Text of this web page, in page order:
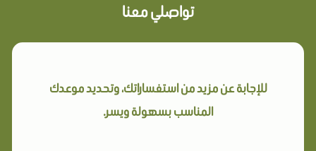
تواصلي معنا
للإجابة عن مزيد من استفساراتك، وتحديد موعدك
المناسب بسهولة ويسر.